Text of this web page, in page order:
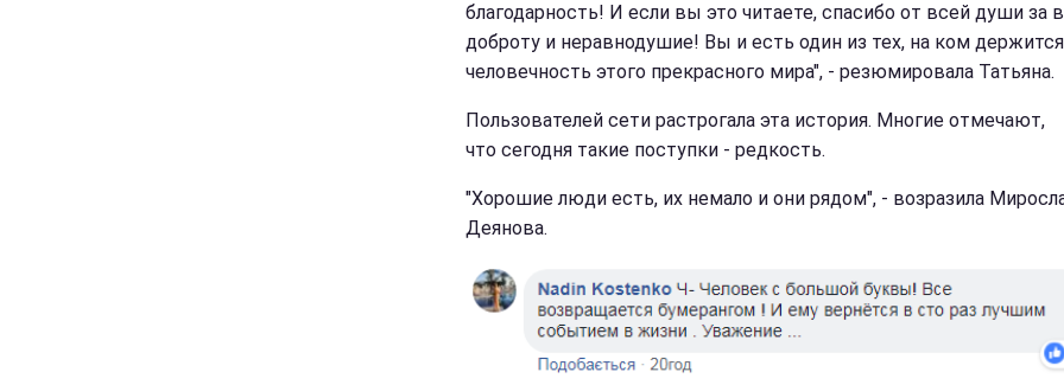
благодарность! И если вы это читаете, спасибо от всей души за
доброту и неравнодушие! Вы и есть один из тех, на ком
человечность этого прекрасного мира", - резюмировала Татьяна.
Пользователей сети растрогала эта история. Многие отмечают,
что сегодня такие поступки - редкость.
"Хорошие люди есть, их немало и они рядом", - возразила
Деянова.